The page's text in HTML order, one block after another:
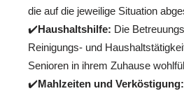
die auf die jeweilige Situation
✔️Haushaltshilfe: Die
Reinigungs- und
Senioren in ihrem Zuhause
✔️Mahlzeiten und Verköstigung: